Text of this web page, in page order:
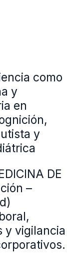
como
y
en
y
DE
–
y vigilancia